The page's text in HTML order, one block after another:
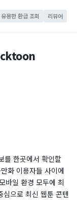
유용한 환급 조회 리뷰어
한곳에서 확인할
화 이용자들 사이에
바일 환경 모두에 최
심으로 최신 웹툰 콘텐